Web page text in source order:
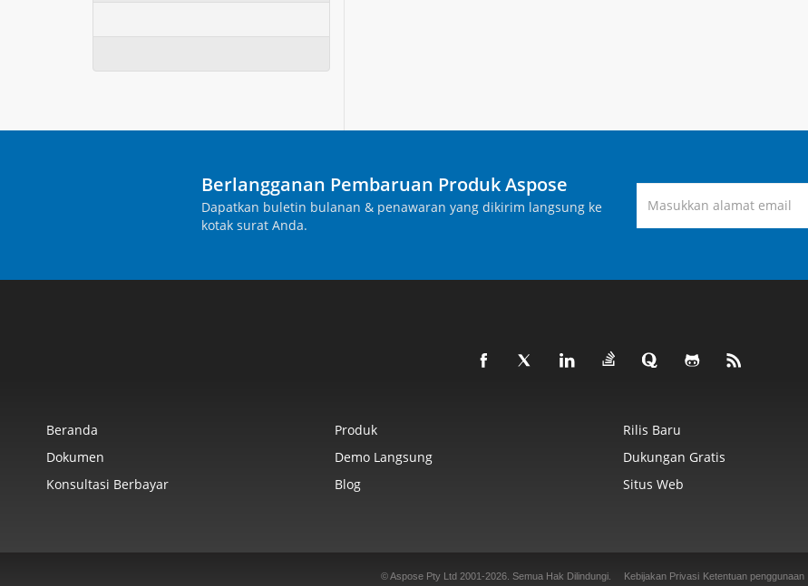
Berlangganan Pembaruan Produk Aspose
Dapatkan buletin bulanan & penawaran yang dikirim langsung ke
kotak surat Anda.
Beranda Produk Rilis Baru
Dokumen
Demo Langsung Dukungan Gratis
Konsultasi Berbayar
Blog Situs Web
© Aspose Pty Ltd 2001-2026. Semua Hak Dilindungi. Kebijakan Privasi Ketentuan penggunaan